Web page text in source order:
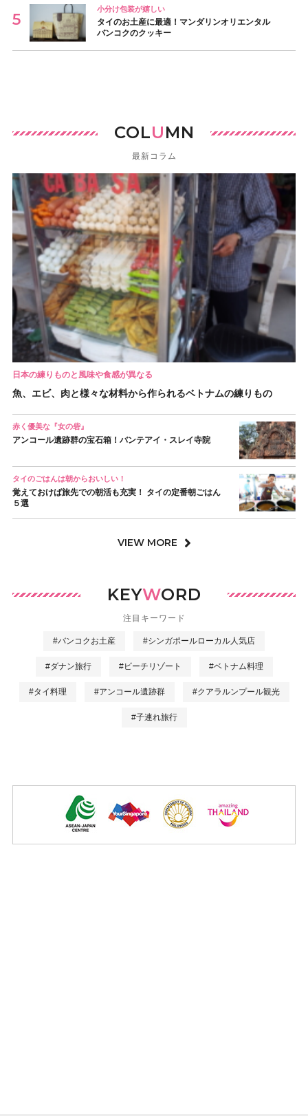
小分け包装が嬉しい
タイのお土産に最適！マンダリンオリエンタル
バンコクのクッキー
COLUMN
最新コラム
日本の練りものと風味や食感が異なる
魚、エビ、肉と様々な材料から作られるベトナムの練りもの
赤く優美な『女の砦』
アンコール遺跡群の宝石箱！バンテアイ・スレイ寺院
タイのごはんは朝からおいしい！
覚えておけば旅先での朝活も充実！ タイの定番朝ごはん
５選
VIEW MORE
KEYWORD
注目キーワード
#バンコクお土産 #シンガポールローカル人気店
#ダナン旅行 #ビーチリゾート #ベトナム料理
#タイ料理 #アンコール遺跡群 #クアラルンプール観光
#子連れ旅行